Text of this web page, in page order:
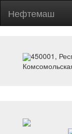
Нефтемаш
450001,